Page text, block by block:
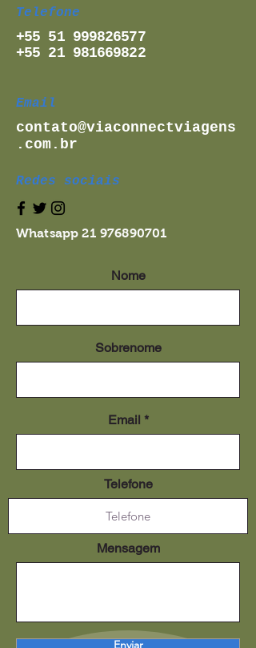
Telefone
+55 51 999826577
+55 21 981669822
Email
contato@viaconnectviagens
.com.br
Redes sociais
Whatsapp 21 976890701
Nome
Sobrenome
Email
Telefone
Mensagem
Enviar